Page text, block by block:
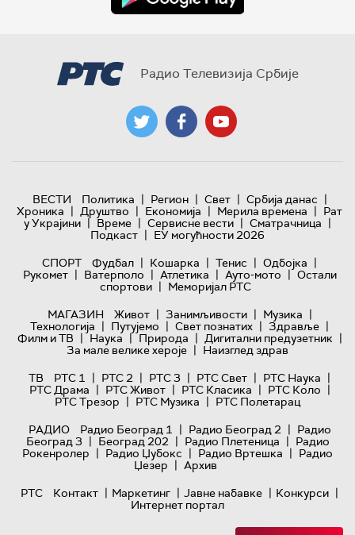
Радио Телевизија Србије
ВЕСТИ Политика | Регион | Свет | Србија данас |
Хроника | Друштво | Економија | Мерила времена | Рат
у Украјини | Време | Сервисне вести | Сматрачница |
Подкаст | ЕУ могућности 2026
СПОРТ
Фудбал | Кошарка | Тенис | Одбојка |
Рукомет | Ватерполо | Атлетика | Ауто-мото | Остали
спортови | Меморијал РТС
МАГАЗИН
Живот | Занимљивости | Музика |
Технологијa | Путујемо | Свет познатих | Здравље |
Филм и ТВ | Наука | Природа | Дигитални предузетник |
За мале велике хероје | Наизглед здрав
ТВ
РТС 1 | РТС 2 | РТС 3 | РТС Свет | РТС Наука |
РТС Драма | РТС Живот | РТС Класика | РТС Коло |
РТС Трезор | РТС Музика | РТС Полетарац
РАДИО
Радио Београд 1 | Радио Београд 2 | Радио
Београд 3 | Београд 202 | Радио Плетеница | Радио
Рокенролер | Радио Џубокс | Радио Вртешка | Радио
Џезер | Архив
РТС
Контакт | Маркетинг | Јавне набавке | Конкурси |
Интернет портал